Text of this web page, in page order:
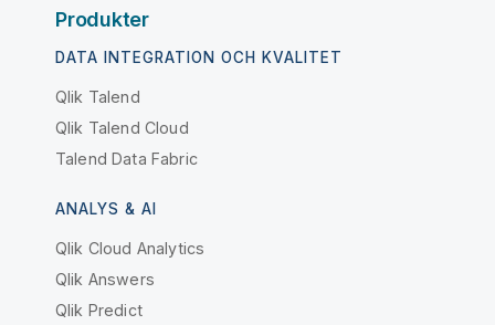
Produkter
DATA INTEGRATION OCH KVALITET
Qlik Talend
Qlik Talend Cloud
Talend Data Fabric
ANALYS & AI
Qlik Cloud Analytics
Qlik Answers
Qlik Predict